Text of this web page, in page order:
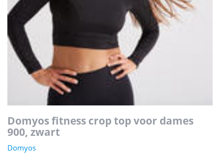
domyos fitness crop top voor dames
900, zwart
Domyos